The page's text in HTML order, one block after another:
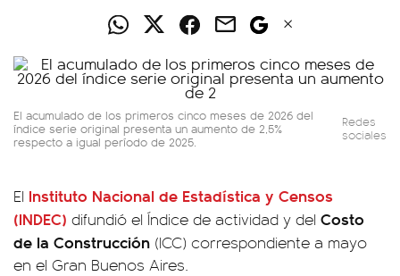
El acumulado de los primeros cinco meses de 2026 del
índice serie original presenta un aumento de 2,5%
respecto a igual período de 2025.
Redes
sociales
El Instituto Nacional de Estadística y Censos
(INDEC) difundió el Índice de actividad y del Costo
de la Construcción (ICC) correspondiente a mayo
en el Gran Buenos Aires.